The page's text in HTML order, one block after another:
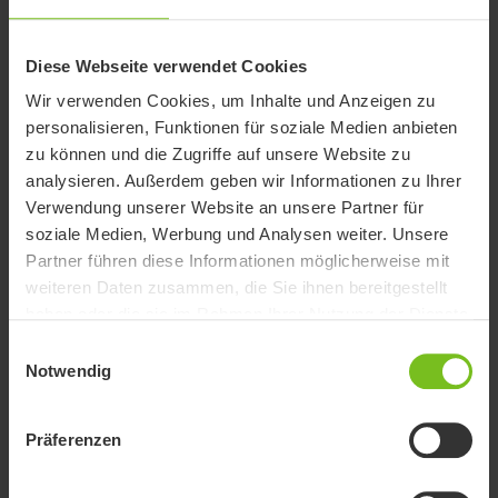
Diese Webseite verwendet Cookies
Wir verwenden Cookies, um Inhalte und Anzeigen zu
personalisieren, Funktionen für soziale Medien anbieten
zu können und die Zugriffe auf unsere Website zu
analysieren. Außerdem geben wir Informationen zu Ihrer
Verwendung unserer Website an unsere Partner für
soziale Medien, Werbung und Analysen weiter. Unsere
Partner führen diese Informationen möglicherweise mit
weiteren Daten zusammen, die Sie ihnen bereitgestellt
Notwendig
Präferenzen
Benutzerhandbuch, Combi Frame:x
EC Konformitätserklärung
EU DoC Combi Frame x.pdf
EC Konformitätserklärung
EU Konformitätserklärung - Zubehör
Ersatzteilliste
Ersatzteilliste
Leitfaden vor dem Kauf